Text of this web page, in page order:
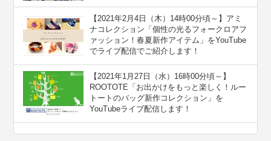
【2021年2月4日（木）14時00分頃～】アミ
ナコレクション「個性の光るフォークロアフ
ァッション！春夏新作アイテム」をYouTube
でライブ配信でご紹介します！
【2021年1月27日（水）16時00分頃～】
ROOTOTE「お出かけをもっと楽しく！ルー
トートのバッグ新作コレクション」を
YouTubeライブ配信します！